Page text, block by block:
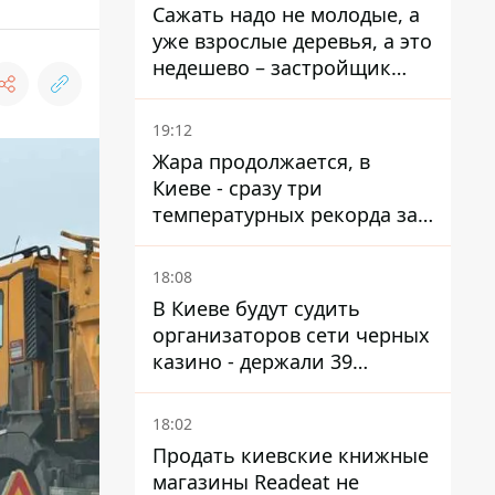
Сажать надо не молодые, а
уже взрослые деревья, а это
недешево – застройщик
Никонов
19:12
Жара продолжается, в
Киеве - сразу три
температурных рекорда за
день
18:08
В Киеве будут судить
организаторов сети черных
казино - держали 39
заведений
18:02
Продать киевские книжные
магазины Readeat не